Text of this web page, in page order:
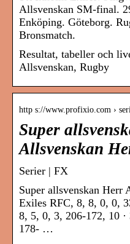
Allsvenskan SM-final.
Enköping. Göteborg.
Bronsmatch.
Resultat, tabeller och
Allsvenskan, Rugby
http s://www.profixio.com ›
Super
Allsvenskan
Serier | FX
Super allsvenskan Herr
Exiles RFC, 8, 8, 0, 0,
8, 5, 0, 3, 206-172, 10
178- …